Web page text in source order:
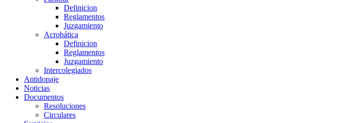
Definicion
Reglamentos
Juzgamiento
Acrobática
Definicion
Reglamentos
Juzgamiento
Intercolegiados
Antidopaje
Noticias
Documentos
Resoluciones
Circulares